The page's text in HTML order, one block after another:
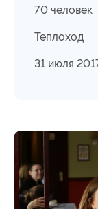
70 человек
Теплоход
31 июля